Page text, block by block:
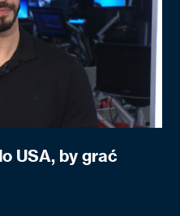
USA, by grać